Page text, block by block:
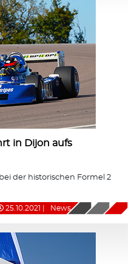
in Dijon aufs
der historischen Formel 2
25.10.2021 News